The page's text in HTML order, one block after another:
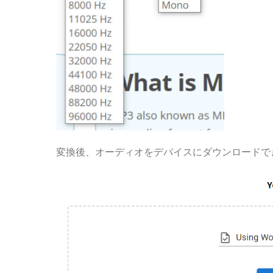
変換後、オーディオをデバイスにダウンロード